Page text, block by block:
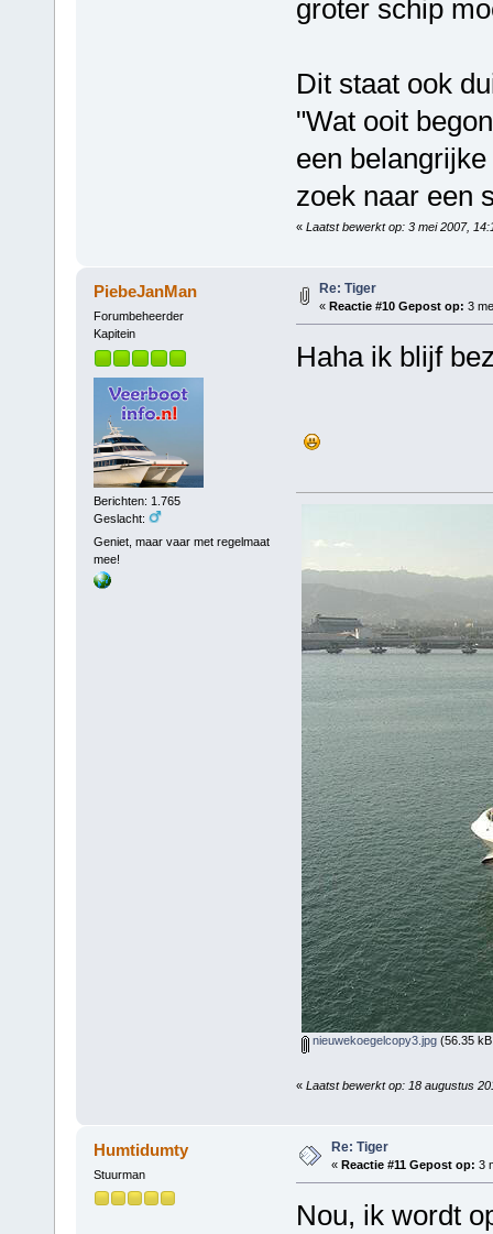
groter schip
Dit staat ook
"Wat ooit
een
zoek naar een
« Laatst bewerkt op: 3 mei 2007,
PiebeJanMan
Forumbeheerder
Kapitein
Berichten: 1.765
Geslacht:
Geniet, maar vaar met regelmaat
mee!
Re: Tiger
« Reactie #10 Gepost op: 3
Haha ik blijf
nieuwekoegelcopy3.jpg(56.35
« Laatst bewerkt op: 18 augustus
Humtidumty
Stuurman
Re: Tiger
« Reactie #11 Gepost op: 3
Nou, ik wordt